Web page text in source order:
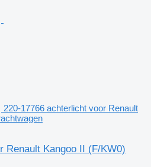
220-17766 achterlicht voor Renault
Renault Kangoo II (F/KW0)